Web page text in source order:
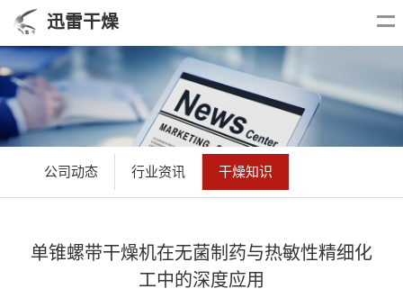
迅雷干燥
公司动态 行业资讯 干燥知识
单锥螺带干燥机在无菌制药与热敏性精细化
工中的深度应用